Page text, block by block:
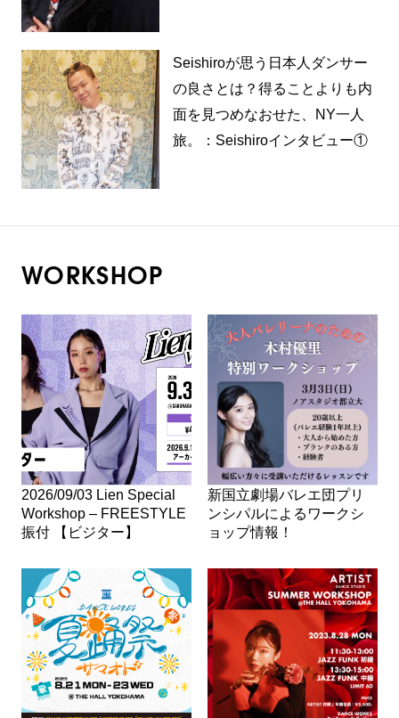
Seishiroが思う日本人ダンサー
の良さとは？得ることよりも内
面を見つめなおせた、NY一人
旅。：Seishiroインタビュー①
WORKSHOP
2026/09/03 Lien Special
Workshop – FREESTYLE
振付 【ビジター】
新国立劇場バレエ団プリ
ンシパルによるワークシ
ョップ情報！